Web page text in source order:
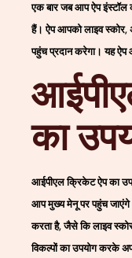
एक बार जब आप ऐप
हैं। ऐप आपको लाइव
पहुंच प्रदान करेगा। यह
का
आईपीएल क्रिकेट ऐप का
आप मुख्य मेनू पर पहुंच
करता है, जैसे कि लाइव
विकल्पों का उपयोग करके